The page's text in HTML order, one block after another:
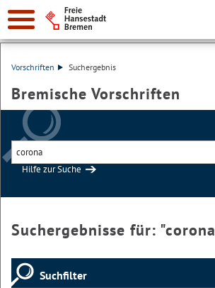
Vorschriften Suchergebnis
Bremische Vorschriften
Hilfe zur Suche
Suchergebnisse für: "corona
Suchfilter